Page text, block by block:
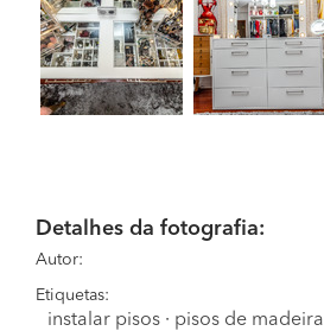
Detalhes da fotografia:
Autor:
Etiquetas:
instalar pisos · pisos de madeira